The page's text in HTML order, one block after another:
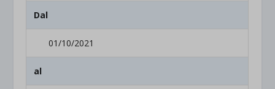
Dal
01/10/2021
al